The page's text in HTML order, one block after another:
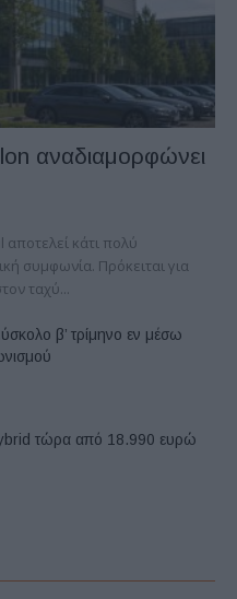
αναδιαμορφώνει
κάτι πολύ
συμφωνία. Πρόκειται για
ταχύ...
β’ τρίμηνο εν μέσω
τώρα από 18.990 ευρώ